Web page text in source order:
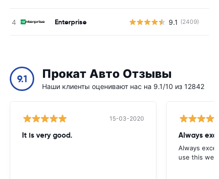
Enterprise 9.1 (2409)
9.1 Прокат Авто Отзывы
Наши клиенты оценивают нас на 9.1/10 из 12842
15-03-2020
It is very good. Always
Always
use this